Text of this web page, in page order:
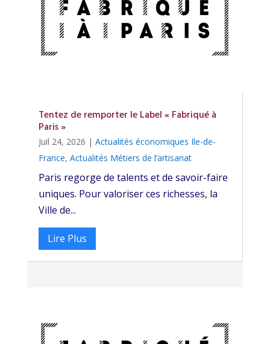
Tentez de remporter le Label « Fabriqué à
Paris »
Juil 24, 2026 | Actualités économiques Ile-de-
France, Actualités Métiers de l’artisanat
Paris regorge de talents et de savoir-faire
uniques. Pour valoriser ces richesses, la
Ville de...
Lire Plus